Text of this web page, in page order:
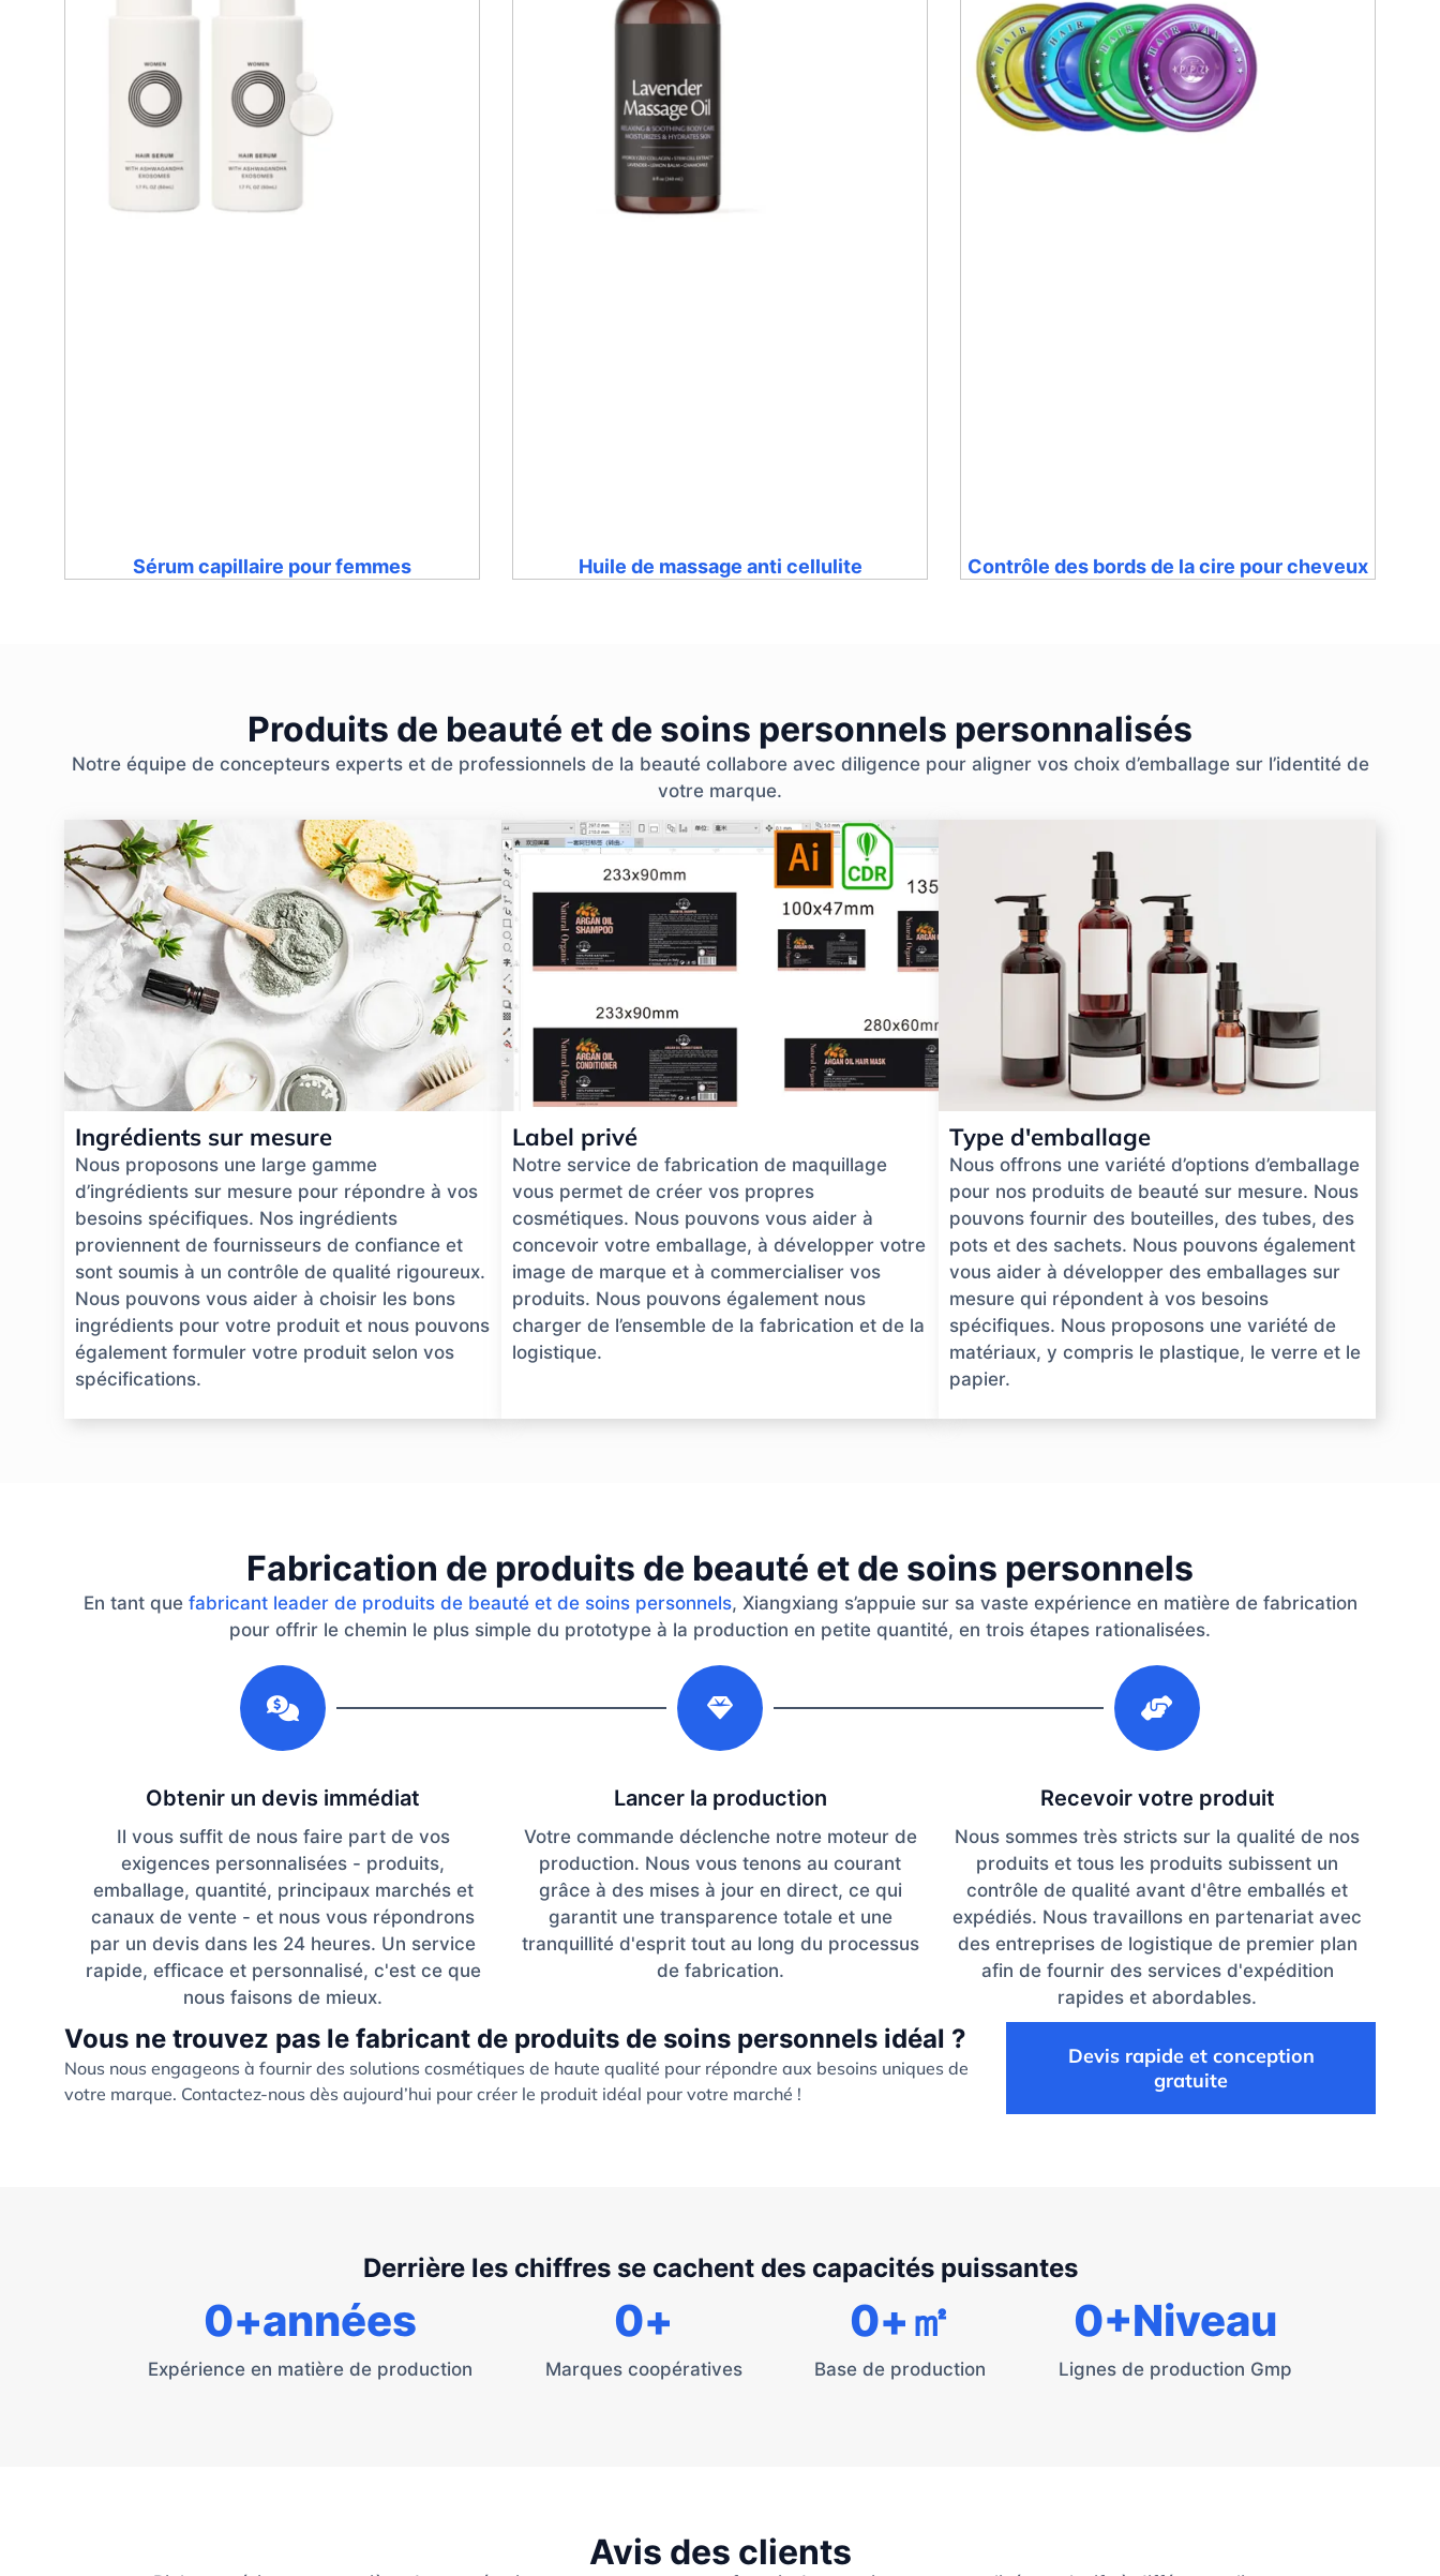
Sérum capillaire pour femmes Huile de massage anti cellulite Contrôle des bords de la cire pour cheveux
Produits de beauté et de soins personnels personnalisés
Notre équipe de concepteurs experts et de professionnels de la beauté collabore avec diligence pour aligner vos choix d’emballage sur l’identité de
votre marque.
Ingrédients sur mesure
Nous proposons une large gamme
d’ingrédients sur mesure pour répondre à vos
besoins spécifiques. Nos ingrédients
proviennent de fournisseurs de confiance et
sont soumis à un contrôle de qualité rigoureux.
Nous pouvons vous aider à choisir les bons
ingrédients pour votre produit et nous pouvons
également formuler votre produit selon vos
spécifications.
Label privé
Notre service de fabrication de maquillage
vous permet de créer vos propres
cosmétiques. Nous pouvons vous aider à
concevoir votre emballage, à développer votre
image de marque et à commercialiser vos
produits. Nous pouvons également nous
charger de l’ensemble de la fabrication et de la
logistique.
Type d'emballage
Nous offrons une variété d’options d’emballage
pour nos produits de beauté sur mesure. Nous
pouvons fournir des bouteilles, des tubes, des
pots et des sachets. Nous pouvons également
vous aider à développer des emballages sur
mesure qui répondent à vos besoins
spécifiques. Nous proposons une variété de
matériaux, y compris le plastique, le verre et le
papier.
Fabrication de produits de beauté et de soins personnels
En tant que fabricant leader de produits de beauté et de soins personnels, Xiangxiang s’appuie sur sa vaste expérience en matière de fabrication
pour offrir le chemin le plus simple du prototype à la production en petite quantité, en trois étapes rationalisées.
Obtenir un devis immédiat
Il vous suffit de nous faire part de vos
exigences personnalisées - produits,
emballage, quantité, principaux marchés et
canaux de vente - et nous vous répondrons
par un devis dans les 24 heures. Un service
rapide, efficace et personnalisé, c'est ce que
nous faisons de mieux.
Lancer la production
Votre commande déclenche notre moteur de
production. Nous vous tenons au courant
grâce à des mises à jour en direct, ce qui
garantit une transparence totale et une
tranquillité d'esprit tout au long du processus
de fabrication.
Recevoir votre produit
Nous sommes très stricts sur la qualité de nos
produits et tous les produits subissent un
contrôle de qualité avant d'être emballés et
expédiés. Nous travaillons en partenariat avec
des entreprises de logistique de premier plan
afin de fournir des services d'expédition
rapides et abordables.
Vous ne trouvez pas le fabricant de produits de soins personnels idéal ?
Nous nous engageons à fournir des solutions cosmétiques de haute qualité pour répondre aux besoins uniques de
votre marque. Contactez-nous dès aujourd’hui pour créer le produit idéal pour votre marché !
Devis rapide et conception
gratuite
Derrière les chiffres se cachent des capacités puissantes
Expérience en matière de production
0+années
Marques coopératives
0+
Base de production
0+㎡
Lignes de production Gmp
0+Niveau
Avis des clients